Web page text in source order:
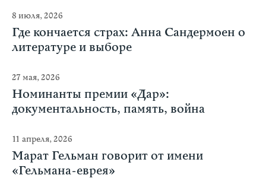
8 июля, 2026
Где кончается страх: Анна Сандермоен о
литературе и выборе
27 мая, 2026
Номинанты премии «Дар»:
документальность, память, война
11 апреля, 2026
Марат Гельман говорит от имени
«Гельмана-еврея»